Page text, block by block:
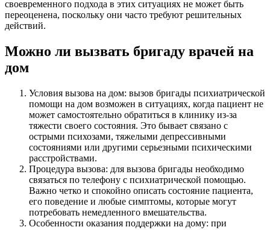
своевременного подхода в этих ситуациях не может быть
переоценена, поскольку они часто требуют решительных
действий.
Можно ли вызвать бригаду врачей на
дом
Условия вызова на дом: вызов бригады психиатрической
помощи на дом возможен в ситуациях, когда пациент не
может самостоятельно обратиться в клинику из-за
тяжести своего состояния. Это бывает связано с
острыми психозами, тяжелыми депрессивными
состояниями или другими серьезными психическими
расстройствами.
Процедура вызова: для вызова бригады необходимо
связаться по телефону с психиатрической помощью.
Важно четко и спокойно описать состояние пациента,
его поведение и любые симптомы, которые могут
потребовать немедленного вмешательства.
Особенности оказания поддержки на дому: при